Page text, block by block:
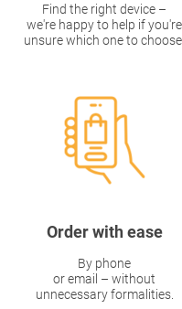
Find the right device –
we're happy to help if you're
unsure which one to choose.
Order with ease
By phone
or email – without
unnecessary formalities.